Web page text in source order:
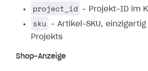
project_id – Projekt-ID im
sku
– Artikel-SKU,
Projekts
Shop-Anzeige